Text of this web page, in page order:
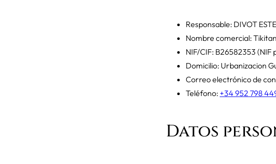
Responsable: DIVOT
Nombre comercial:
NIF/CIF: B26582353 (NIF
Domicilio: Urbanizacion
Correo electrónico de
Teléfono: +34 952 798
Datos